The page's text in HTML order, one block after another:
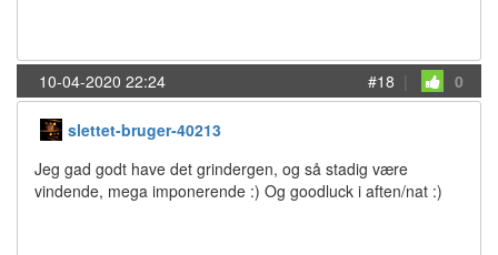
10-04-2020 22:24 #18 | 0
slettet-bruger-40213
Jeg gad godt have det grindergen, og så stadig være
vindende, mega imponerende :) Og goodluck i aften/nat :)